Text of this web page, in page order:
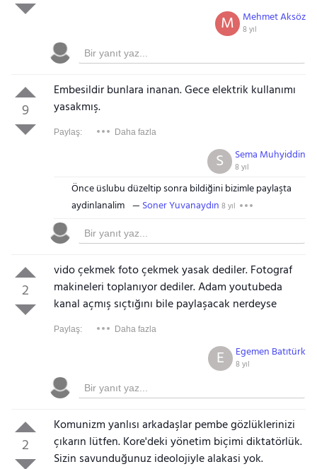
Mehmet Aksöz
8 yıl
M
9
Embesildir bunlara inanan. Gece elektrik kullanımı
yasakmış.
Paylaş: Daha fazla
Sema Muhyiddin
8 yıl
S
Önce üslubu düzeltip sonra bildiğini bizimle paylaşta
aydinlanalim
Soner Yuvanaydın 8 yıl
2
vido çekmek foto çekmek yasak dediler. Fotograf
makineleri toplanıyor dediler. Adam youtubeda
kanal açmış sıçtığını bile paylaşacak nerdeyse
Paylaş: Daha fazla
Egemen Batıtürk
8 yıl
E
2
Komunizm yanlısı arkadaşlar pembe gözlüklerinizi
çıkarın lütfen. Kore'deki yönetim biçimi diktatörlük.
Sizin savunduğunuz ideolojiyle alakasi yok.